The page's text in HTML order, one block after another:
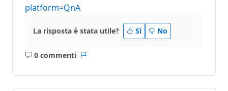
platform=QnA
La risposta è stata utile? Sì No
0 commenti
Nessun